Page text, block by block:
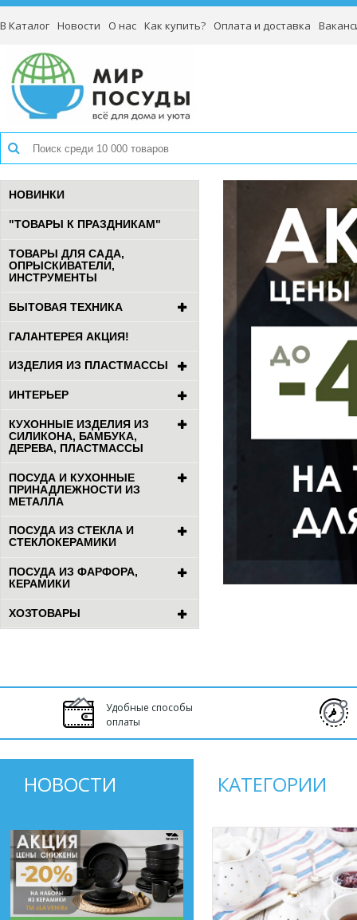
В Каталог Новости О нас Как купить? Оплата и доставка
НОВИНКИ
"ТОВАРЫ К ПРАЗДНИКАМ"
ТОВАРЫ ДЛЯ САДА,
ОПРЫСКИВАТЕЛИ,
ИНСТРУМЕНТЫ
БЫТОВАЯ ТЕХНИКА
ГАЛАНТЕРЕЯ АКЦИЯ!
ИЗДЕЛИЯ ИЗ ПЛАСТМАССЫ
ИНТЕРЬЕР
КУХОННЫЕ ИЗДЕЛИЯ ИЗ
СИЛИКОНА, БАМБУКА,
ДЕРЕВА, ПЛАСТМАССЫ
ПОСУДА И КУХОННЫЕ
ПРИНАДЛЕЖНОСТИ ИЗ
МЕТАЛЛА
ПОСУДА ИЗ СТЕКЛА И
СТЕКЛОКЕРАМИКИ
ПОСУДА ИЗ ФАРФОРА,
КЕРАМИКИ
ХОЗТОВАРЫ
Удобные способы
оплаты
НОВОСТИ КАТЕГОРИИ